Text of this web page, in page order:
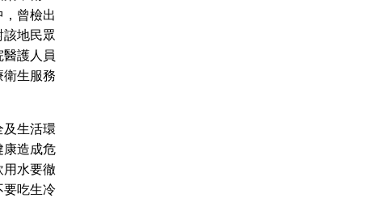
曾檢出
地民眾
護人員
生服務
生活環
康造成危
水要徹
要吃生冷